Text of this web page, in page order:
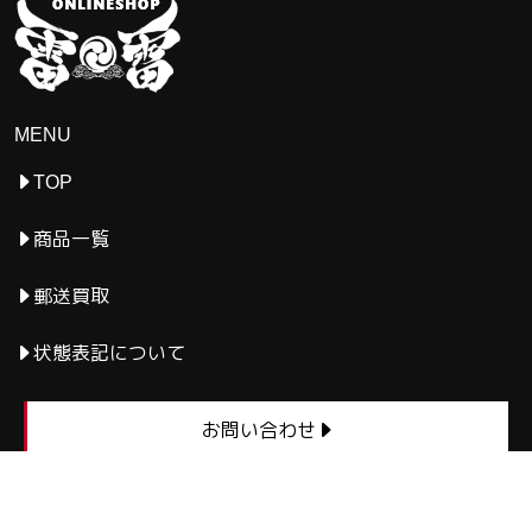
MENU
TOP
商品一覧
郵送買取
状態表記について
お問い合わせ